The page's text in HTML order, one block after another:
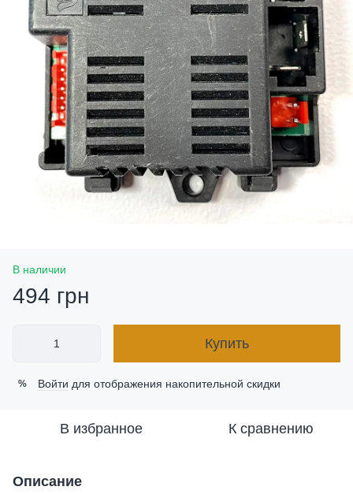
В наличии
494 грн
Купить
% Войти для отображения накопительной скидки
В избранное К сравнению
Описание